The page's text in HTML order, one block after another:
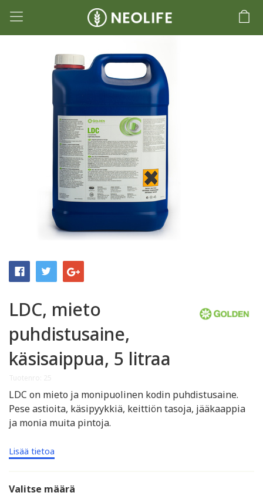
LDC, mieto
puhdistusaine,
käsisaippua, 5 litraa
LDC on mieto ja monipuolinen kodin puhdistusaine.
Pese astioita, käsipyykkiä, keittiön tasoja, jääkaappia
ja monia muita pintoja.
Lisää tietoa
Valitse määrä